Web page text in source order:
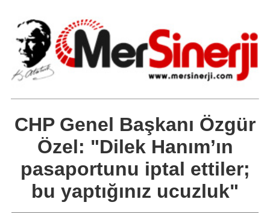
CHP Genel Başkanı Özgür
Özel: "Dilek Hanım’ın
pasaportunu iptal ettiler;
bu yaptığınız ucuzluk"